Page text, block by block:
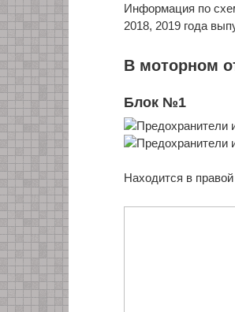
Информация по
2018, 2019 года
В моторном
Блок №1
Находится в